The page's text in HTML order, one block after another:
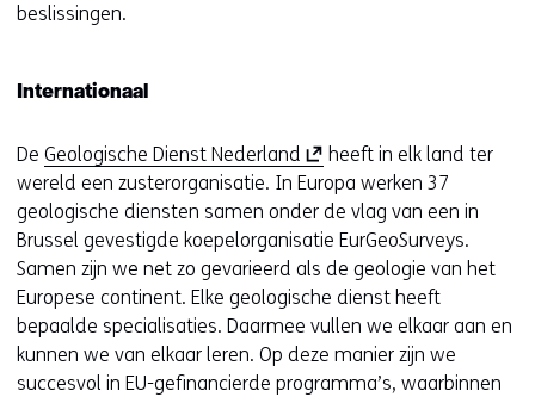
beslissingen.
Internationaal
De Geologische Dienst Nederland (
o
p
e
n
t
i
n
n
heeft in elk land ter
wereld een zusterorganisatie. In Europa werken 37
geologische diensten samen onder de vlag van een in
Brussel gevestigde koepelorganisatie EurGeoSurveys.
Samen zijn we net zo gevarieerd als de geologie van het
Europese continent. Elke geologische dienst heeft
bepaalde specialisaties. Daarmee vullen we elkaar aan en
kunnen we van elkaar leren. Op deze manier zijn we
succesvol in EU-gefinancierde programma’s, waarbinnen